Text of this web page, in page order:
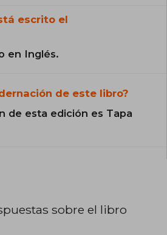
escrito el
en Inglés.
de este libro?
de esta edición es Tapa
sobre el libro